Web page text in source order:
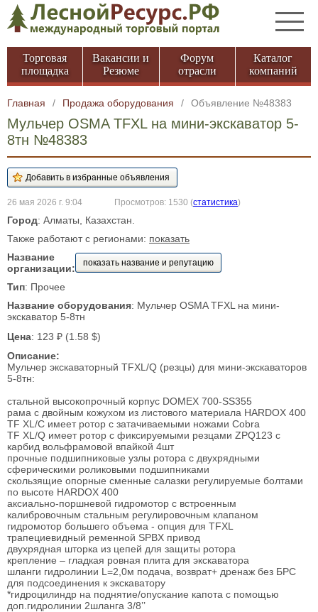
Торговая
площадка
Вакансии и
Резюме
Форум
отрасли
Каталог
компаний
Главная / Продажа оборудования / Объявление №48383
Мульчер OSMA TFXL на мини-экскаватор 5-
8тн №48383
26 мая 2026 г. 9:04 Просмотров: 1530 (статистика)
Город: Алматы, Казахстан.
Также работают с регионами: показать
Название
организации:
показать название и репутацию
Тип: Прочее
Название оборудования: Мульчер OSMA TFXL на мини-
экскаватор 5-8тн
Цена: 123 ₽ (1.58 $)
Описание:
Мульчер экскаваторный TFXL/Q (резцы) для мини-экскаваторов
5-8тн:
стальной высокопрочный корпус DOMEX 700-SS355
рама с двойным кожухом из листового материала HARDOX 400
TF XL/С имеет ротор с затачиваемыми ножами Cobra
TF XL/Q имеет ротор с фиксируемыми резцами ZPQ123 c
карбид вольфрамовой впайкой 4шт
прочные подшипниковые узлы ротора с двухрядными
сферическими роликовыми подшипниками
скользящие опорные сменные салазки регулируемые болтами
по высоте HARDOX 400
аксиально-поршневой гидромотор с встроенным
калибровочным стальным регулировочным клапаном
гидромотор большего объема - опция для TFXL
трапециевидный ременной SPBX привод
двухрядная шторка из цепей для защиты ротора
крепление – гладкая ровная плита для экскаватора
шланги гидролинии L=2,0м подача, возврат+ дренаж без БРС
для подсоединения к экскаватору
*гидроцилиндр на поднятие/опускание капота с помощью
доп.гидролинии 2шланга 3/8’’